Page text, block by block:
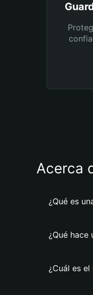
Acerca
¿Qué es
¿Qué hace
¿Cuál es